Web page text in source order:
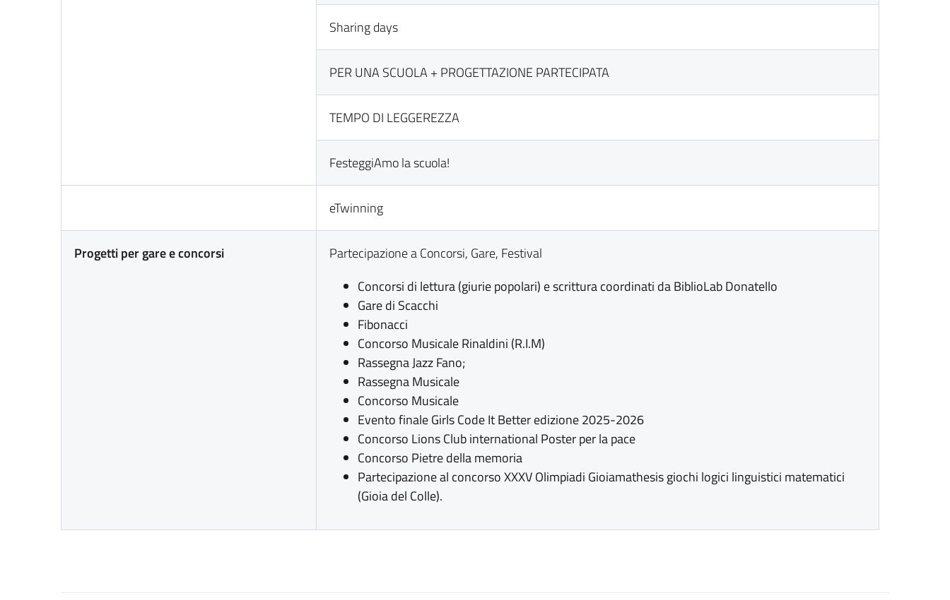
Sharing days
PER UNA SCUOLA + PROGETTAZIONE PARTECIPATA
TEMPO DI LEGGEREZZA
FesteggiAmo la scuola!
eTwinning
Progetti per gare e concorsi
Partecipazione a Concorsi, Gare, Festival
Concorsi di lettura(giurie popolari) e scrittura coordinati da BiblioLab Donatello
Gare di Scacchi
Fibonacci
Concorso Musicale Rinaldini (R.I.M)
Rassegna Jazz Fano;
Rassegna Musicale
Concorso Musicale
Evento finale Girls Code It Better edizione 2025-2026
Concorso Lions Club international Poster per la pace
Concorso Pietre della memoria
Partecipazione al concorso XXXV Olimpiadi Gioiamathesis giochi logici linguistici matematici
(Gioia del Colle).